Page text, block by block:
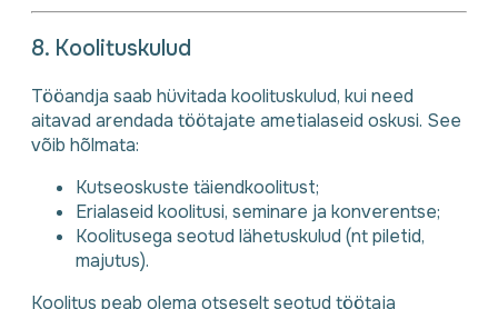
8. Koolituskulud
Tööandja saab hüvitada koolituskulud, kui need
aitavad arendada töötajate ametialaseid oskusi. See
võib hõlmata:
Kutseoskuste täiendkoolitust;
Erialaseid koolitusi, seminare ja konverentse;
Koolitusega seotud lähetuskulud (nt piletid,
majutus).
Koolitus peab olema otseselt seotud töötaja